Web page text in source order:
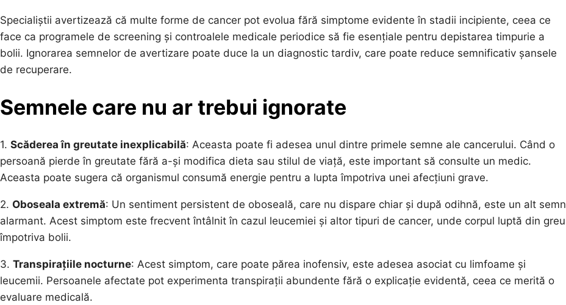
Specialiștii avertizează că multe forme de cancer pot evolua fără simptome evidente în stadii incipiente, ceea ce
face ca programele de screening și controalele medicale periodice să fie esențiale pentru depistarea timpurie a
bolii. Ignorarea semnelor de avertizare poate duce la un diagnostic tardiv, care poate reduce semnificativ șansele
de recuperare.
Semnele care nu ar trebui ignorate
1. Scăderea în greutate inexplicabilă: Aceasta poate fi adesea unul dintre primele semne ale cancerului. Când o
persoană pierde în greutate fără a-și modifica dieta sau stilul de viață, este important să consulte un medic.
Aceasta poate sugera că organismul consumă energie pentru a lupta împotriva unei afecțiuni grave.
2. Oboseala extremă: Un sentiment persistent de oboseală, care nu dispare chiar și după odihnă, este un alt semn
alarmant. Acest simptom este frecvent întâlnit în cazul leucemiei și altor tipuri de cancer, unde corpul luptă din greu
împotriva bolii.
3. Transpirațiile nocturne: Acest simptom, care poate părea inofensiv, este adesea asociat cu limfoame și
leucemii. Persoanele afectate pot experimenta transpirații abundente fără o explicație evidentă, ceea ce merită o
evaluare medicală.